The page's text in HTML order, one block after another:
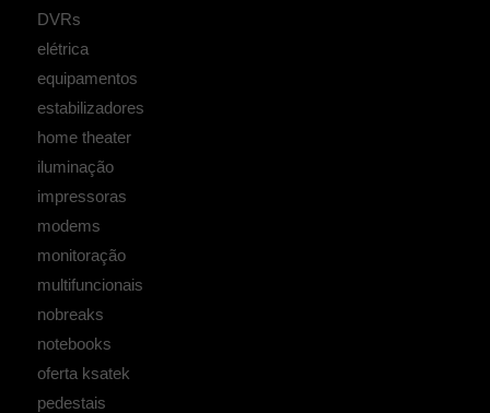
DVRs
elétrica
equipamentos
estabilizadores
home theater
iluminação
impressoras
modems
monitoração
multifuncionais
nobreaks
notebooks
oferta ksatek
pedestais